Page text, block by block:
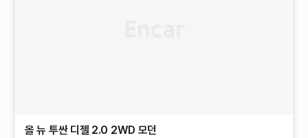
올 뉴 투싼 디젤 2.0 2WD 모던